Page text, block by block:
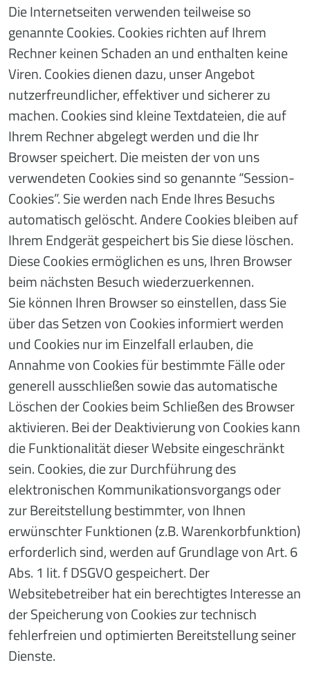
Die Internetseiten verwenden teilweise so
genannte Cookies. Cookies richten auf Ihrem
Rechner keinen Schaden an und enthalten keine
Viren. Cookies dienen dazu, unser Angebot
nutzerfreundlicher, effektiver und sicherer zu
machen. Cookies sind kleine Textdateien, die auf
Ihrem Rechner abgelegt werden und die Ihr
Browser speichert. Die meisten der von uns
verwendeten Cookies sind so genannte “Session-
Cookies”. Sie werden nach Ende Ihres Besuchs
automatisch gelöscht. Andere Cookies bleiben auf
Ihrem Endgerät gespeichert bis Sie diese löschen.
Diese Cookies ermöglichen es uns, Ihren Browser
beim nächsten Besuch wiederzuerkennen.
Sie können Ihren Browser so einstellen, dass Sie
über das Setzen von Cookies informiert werden
und Cookies nur im Einzelfall erlauben, die
Annahme von Cookies für bestimmte Fälle oder
generell ausschließen sowie das automatische
Löschen der Cookies beim Schließen des Browser
aktivieren. Bei der Deaktivierung von Cookies kann
die Funktionalität dieser Website eingeschränkt
sein. Cookies, die zur Durchführung des
elektronischen Kommunikationsvorgangs oder
zur Bereitstellung bestimmter, von Ihnen
erwünschter Funktionen (z.B. Warenkorbfunktion)
erforderlich sind, werden auf Grundlage von Art. 6
Abs. 1 lit. f DSGVO gespeichert. Der
Websitebetreiber hat ein berechtigtes Interesse an
der Speicherung von Cookies zur technisch
fehlerfreien und optimierten Bereitstellung seiner
Dienste.